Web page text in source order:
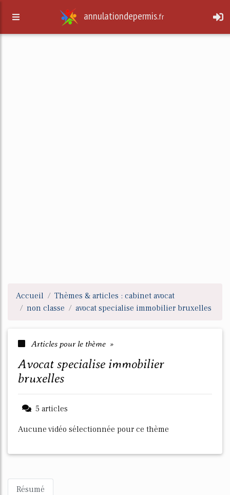
annulationdepermis.fr
Accueil
Thèmes & articles : cabinet avocat
non classe
avocat specialise immobilier bruxelles
Articles pour le thème »
avocat specialise immobilier
bruxelles
5 articles
Aucune vidéo sélectionnée pour ce thème
Résumé